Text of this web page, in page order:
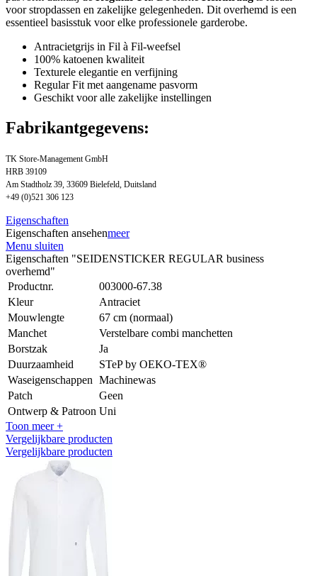
voor stropdassen en zakelijke gelegenheden. Dit overhemd is een
essentieel basisstuk voor elke professionele garderobe.
Antracietgrijs in Fil à Fil-weefsel
100% katoenen kwaliteit
Texturele elegantie en verfijning
Regular Fit met aangename pasvorm
Geschikt voor alle zakelijke instellingen
Fabrikantgegevens:
TK Store-Management GmbH
HRB 39109
Am Stadtholz 39, 33609 Bielefeld, Duitsland
+49 (0)521 306 123
Eigenschaften
Eigenschaften ansehenmeer
Menu sluiten
Eigenschaften "SEIDENSTICKER REGULAR business
overhemd"
Productnr.
003000-67.38
Kleur
Antraciet
Mouwlengte
67 cm (normaal)
Manchet
Verstelbare combi manchetten
Borstzak
Ja
Duurzaamheid
STeP by OEKO-TEX®
Waseigenschappen Machinewas
Patch
Geen
Ontwerp & Patroon Uni
Toon meer +
Vergelijkbare producten
Vergelijkbare producten